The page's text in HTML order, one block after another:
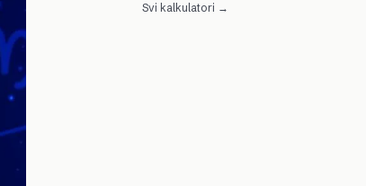
Svi kalkulatori →